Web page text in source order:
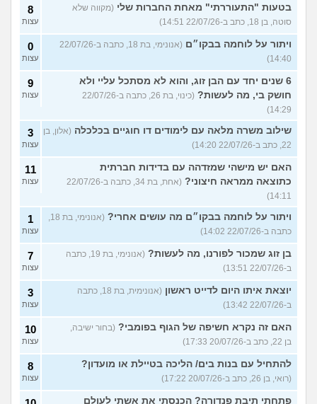
בטעות "התעוררתי" מאחת החברות שלי (מקווה שלא
סוטה, בן 18, כתב ב-22/07/26 14:51)
8
עצות
ויתור על לוחמה בבקו״ם
(אנונימי, בת 18, כתבה ב-22/07/26
14:40)
0
עצות
6 שנים יחד עם הבן זוג, והוא לא מסתכל עליי ולא
חושק בי, מה לעשות?
(כינוי, בת 26, כתבה ב-22/07/26
14:29)
9
עצות
שילוב משרה מלאה עם לימודים דו חוגיים בכלכלה (אלון, בן
22, כתב ב-22/07/26 14:20)
3
עצות
האם יש מישהי שמזדהה עם בדידות חברתית
כתוצאה ממראה חיצוני?
(אחת, בת 34, כתבה ב-22/07/26
14:11)
11
עצות
ויתור על לוחמה בבקו״ם מה עושים אחרי?
(אנונימי, בת 18,
כתבה ב-22/07/26 14:02)
1
עצות
בן זוג שמכור לפורנו, מה לעשות?
(אנונימי, בת 19, כתבה
ב-22/07/26 13:51)
7
עצות
יוצאת איתו היום לדייט ראשון
(אנונימית, בת 18, כתבה
ב-22/07/26 13:42)
3
עצות
האם זה נקרא חשיפה של הגוף בפומבי? (בחור ישיבה,
בן 22, כתב ב-20/07/26 17:33)
10
עצות
להתחיל עם בנות בים/ הליכה בטיילת או מועדון?
(רואי, בן 26, כתב ב-20/07/26 17:22)
8
עצות
פתחתי תיבת פנדורה? הכנסתי את אשתי לעולם